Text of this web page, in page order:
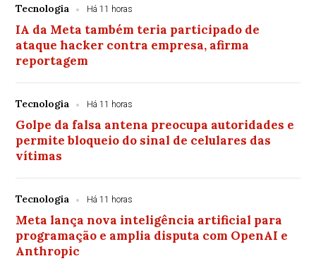
Tecnologia Há 11 horas
IA da Meta também teria participado de
ataque hacker contra empresa, afirma
reportagem
Tecnologia Há 11 horas
Golpe da falsa antena preocupa autoridades e
permite bloqueio do sinal de celulares das
vítimas
Tecnologia Há 11 horas
Meta lança nova inteligência artificial para
programação e amplia disputa com OpenAI e
Anthropic